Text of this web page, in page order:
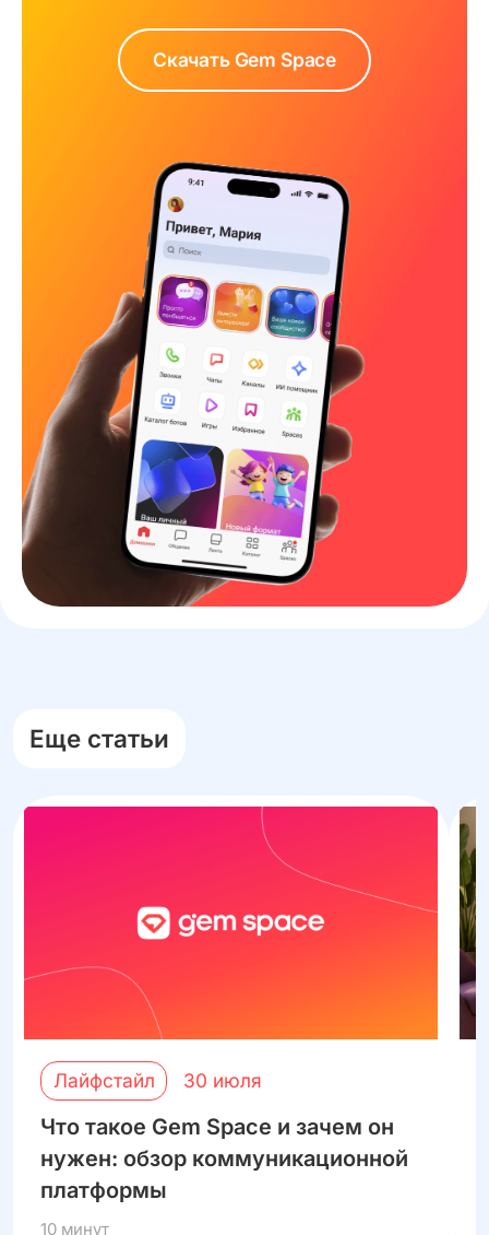
Скачать Gem Space
Еще статьи
Лайфстайл 30 июля
Что такое Gem Space и зачем он
нужен: обзор коммуникационной
платформы
10 минут